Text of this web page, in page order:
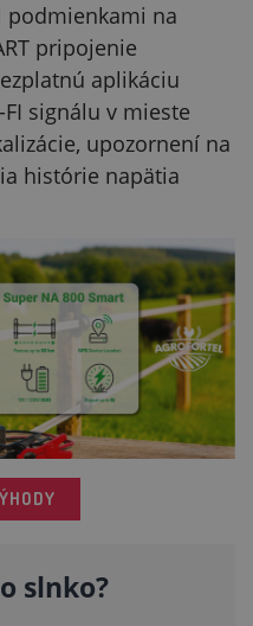
podmienkami na
pripojenie
aplikáciu
signálu v mieste
upozornení na
histórie napätia
slnko?